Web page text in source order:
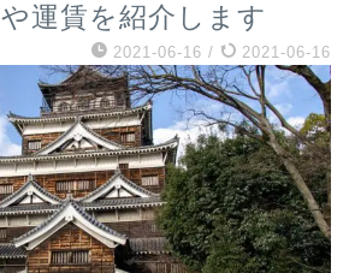
運賃を紹介します
2021-06-16 / 2021-06-16